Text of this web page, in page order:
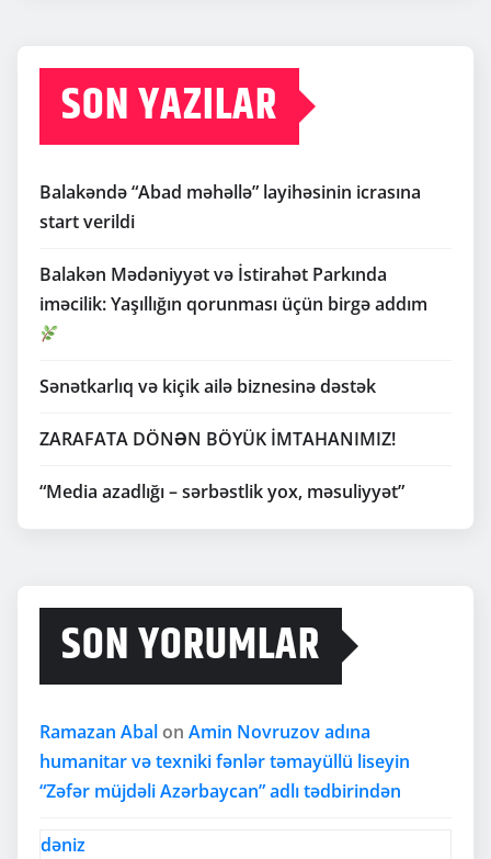
SON YAZILAR
Balakəndə “Abad məhəllə” layihəsinin icrasına
start verildi
Balakən Mədəniyyət və İstirahət Parkında
iməcilik: Yaşıllığın qorunması üçün birgə addım
Sənətkarlıq və kiçik ailə biznesinə dəstək
ZARAFATA DÖNƏN BÖYÜK İMTAHANIMIZ!
“Media azadlığı – sərbəstlik yox, məsuliyyət”
SON YORUMLAR
Ramazan Abal on Amin Novruzov adına
humanitar və texniki fənlər təmayüllü liseyin
“Zəfər müjdəli Azərbaycan” adlı tədbirindən
dəniz